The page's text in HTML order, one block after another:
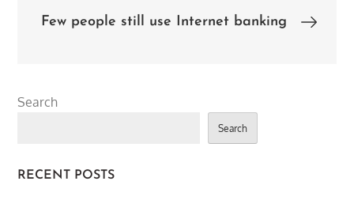
navigation
Few people still use Internet banking
Search
Search
RECENT POSTS